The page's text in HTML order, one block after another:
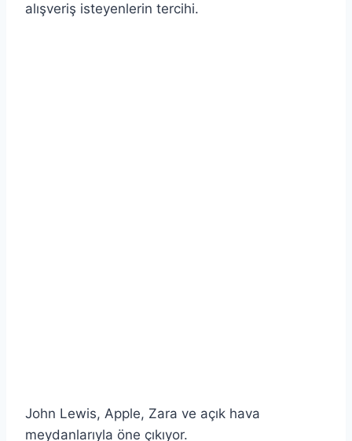
alışveriş isteyenlerin tercihi.
John Lewis, Apple, Zara ve açık hava
meydanlarıyla öne çıkıyor.